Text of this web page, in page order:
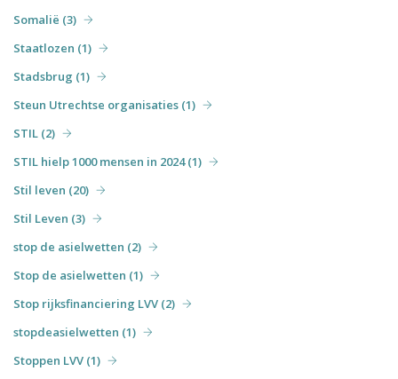
Somalië (3)
Staatlozen (1)
Stadsbrug (1)
Steun Utrechtse organisaties (1)
STIL (2)
STIL hielp 1000 mensen in 2024 (1)
Stil leven (20)
Stil Leven (3)
stop de asielwetten (2)
Stop de asielwetten (1)
Stop rijksfinanciering LVV (2)
stopdeasielwetten (1)
Stoppen LVV (1)